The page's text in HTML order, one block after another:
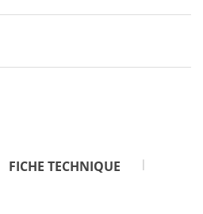
FICHE TECHNIQUE